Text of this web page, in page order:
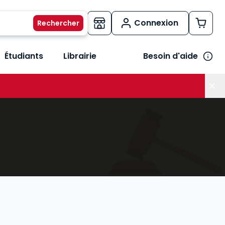
Connexion
métiers
le sous-menu Vos besoins
Étudiants Librairie Besoin d'aide